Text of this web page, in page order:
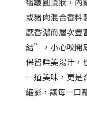
或豬肉混合香料
感香濃而層次
結”，小心咬開
保留鮮美湯汁，
一道美味，更是
縮影，讓每一口